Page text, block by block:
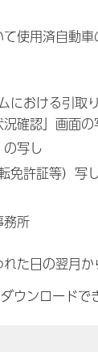
使用済自動
における引取
況確認」画面
の写し
免許証等）写
務所
た日の翌月か
ウンロードで